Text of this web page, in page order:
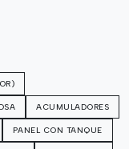
ACUMULADORES
PANEL CON TANQUE